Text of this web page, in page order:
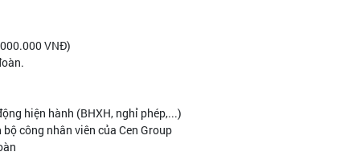
VNĐ)
hiện hành (BHXH, nghỉ phép,...)
công nhân viên của Cen Group